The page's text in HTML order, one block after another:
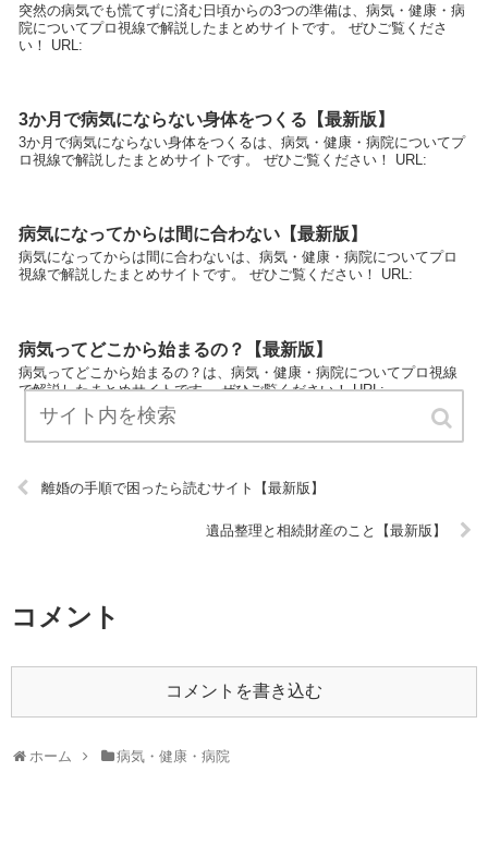
突然の病気でも慌てずに済む日頃からの3つの準備は、病気・健康・病
院についてプロ視線で解説したまとめサイトです。 ぜひご覧くださ
い！ URL:
3か月で病気にならない身体をつくる【最新版】
3か月で病気にならない身体をつくるは、病気・健康・病院についてプ
ロ視線で解説したまとめサイトです。 ぜひご覧ください！ URL:
病気になってからは間に合わない【最新版】
病気になってからは間に合わないは、病気・健康・病院についてプロ
視線で解説したまとめサイトです。 ぜひご覧ください！ URL:
病気ってどこから始まるの？【最新版】
病気ってどこから始まるの？は、病気・健康・病院についてプロ視線
で解説したまとめサイトです。 ぜひご覧ください！ URL:
離婚の手順で困ったら読むサイト【最新版】
遺品整理と相続財産のこと【最新版】
コメント
コメントを書き込む
ホーム 病気・健康・病院